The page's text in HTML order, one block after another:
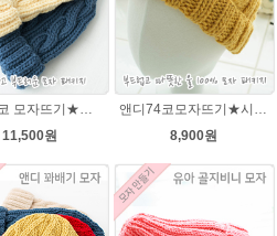
앤디74코 모자뜨기★그레이스메리노울 털실 뜨개질 앤디모자
11,500원
앤디74코모자뜨기★시크릿울3~4세용 모자뜨개질
8,900원